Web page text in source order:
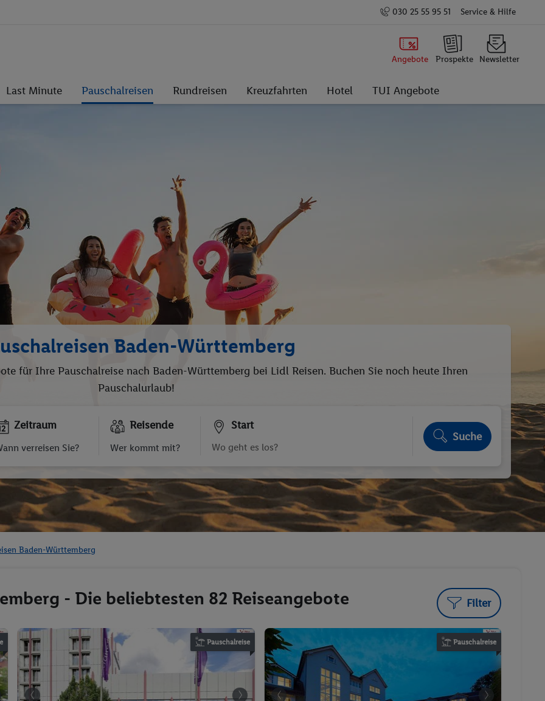
030 25 55 95 51 Service & Hilfe
Angebote Prospekte Newsletter
Last Minute Pauschalreisen Rundreisen Kreuzfahrten Hotel TUI Angebote
Baden-Württemberg
für Ihre Pauschalreise nach Baden-Württemberg bei Lidl Reisen. Buchen Sie noch heute Ihren
Pauschalurlaub!
Zeitraum
verreisen Sie?
Reisende
Wer kommt mit?
Start
Suche
Baden-Württemberg
- Die beliebtesten 82 Reiseangebote Filter
Pauschalreise Pauschalreise